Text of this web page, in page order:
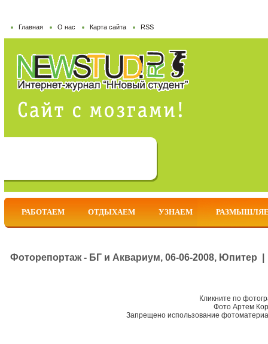
Главная О нас Карта сайта RSS
РАБОТАЕМ ОТДЫХАЕМ УЗНАЕМ
Фоторепортаж - БГ и Аквариум, 06-06-2008, Юпитер
Кликните по
Фото Артем
Запрещено использование